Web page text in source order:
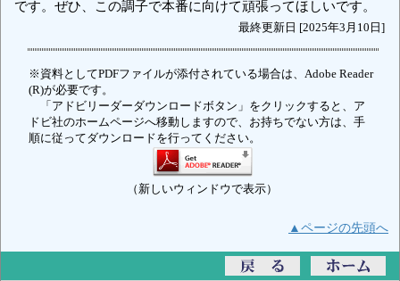
です。ぜひ、この調子で本番に向けて頑張ってほしいです。
最終更新日 [2025年3月10日]
※資料としてPDFファイルが添付されている場合は、Adobe Reader
(R)が必要です。
「アドビリーダーダウンロードボタン」をクリックすると、ア
ドビ社のホームページへ移動しますので、お持ちでない方は、手
順に従ってダウンロードを行ってください。
（新しいウィンドウで表示）
▲ページの先頭へ